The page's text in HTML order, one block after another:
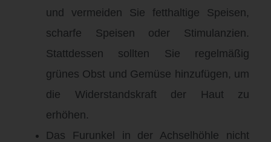
und vermeiden Sie fetthaltige Speisen,
scharfe Speisen oder Stimulanzien.
Stattdessen sollten Sie regelmäßig
grünes Obst und Gemüse hinzufügen, um
die Widerstandskraft der Haut zu
erhöhen.
Das Furunkel in der Achselhöhle nicht